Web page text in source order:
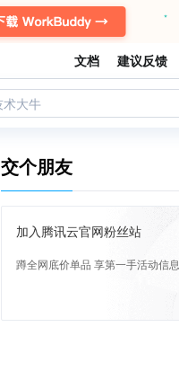
文档 建议反馈
大牛
交个朋友
加入腾讯云官网粉丝站
蹲全网底价单品 享第一手活动信息